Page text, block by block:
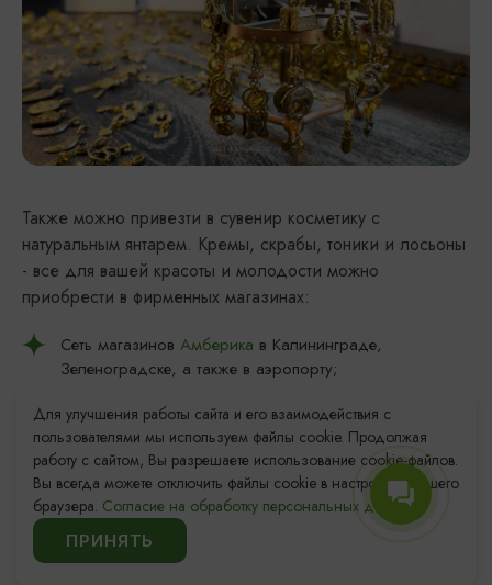
Также можно привезти в сувенир косметику с
натуральным янтарем. Кремы, скрабы, тоники и лосьоны
- все для вашей красоты и молодости можно
приобрести в фирменных магазинах:
Сеть магазинов Амберика в Калининграде,
Зеленоградске, а также в аэропорту;
в п. Янтарный на ул. Советской, д 61а;
Мануфактура Белотеловна ул. Пролетарской, 27
Для приобретения качественной модной одежды и
обуви, товаров для спорта и туризма, игрушек, кожаных
изделий следует заглянуть в ТЦ:
Для улучшения работы сайта и его взаимодействия с
пользователями мы используем файлы cookie. Продолжая
работу с сайтом, Вы разрешаете использование cookie-файлов.
Вы всегда можете отключить файлы cookie в настройках Вашего
браузера. Согласие на обработку персональных данных.
ПРИНЯТЬ